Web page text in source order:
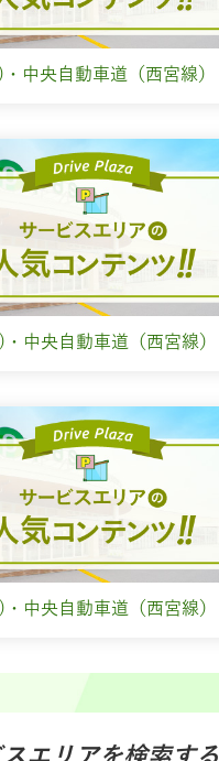
中央自動車道（西宮線）
・中央自動車道（西宮線）
・中央自動車道（西宮線）
エリアを検索する